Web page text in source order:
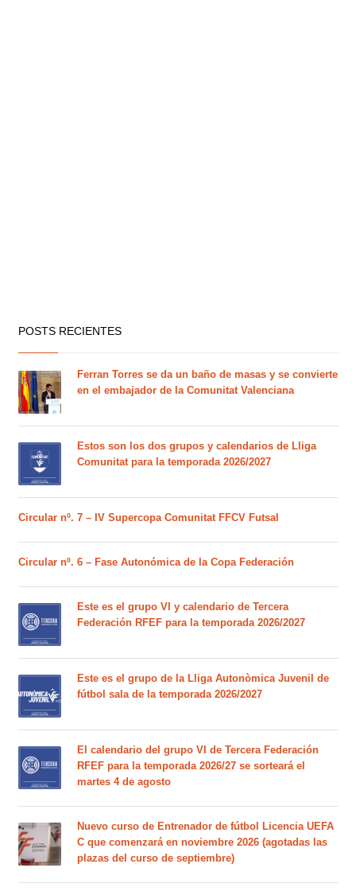
POSTS RECIENTES
Ferran Torres se da un baño de masas y se convierte
en el embajador de la Comunitat Valenciana
Estos son los dos grupos y calendarios de Lliga
Comunitat para la temporada 2026/2027
Circular nº. 7 – IV Supercopa Comunitat FFCV Futsal
Circular nº. 6 – Fase Autonómica de la Copa Federación
Este es el grupo VI y calendario de Tercera
Federación RFEF para la temporada 2026/2027
Este es el grupo de la Lliga Autonòmica Juvenil de
fútbol sala de la temporada 2026/2027
El calendario del grupo VI de Tercera Federación
RFEF para la temporada 2026/27 se sorteará el
martes 4 de agosto
Nuevo curso de Entrenador de fútbol Licencia UEFA
C que comenzará en noviembre 2026 (agotadas las
plazas del curso de septiembre)